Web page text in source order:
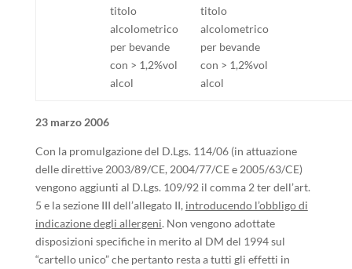
titolo
alcolometrico
per bevande
con > 1,2%vol
alcol
titolo
alcolometrico
per bevande
con > 1,2%vol
alcol
23 marzo 2006
Con la promulgazione del D.Lgs. 114/06 (in attuazione
delle direttive 2003/89/CE, 2004/77/CE e 2005/63/CE)
vengono aggiunti al D.Lgs. 109/92 il comma 2 ter dell’art.
5 e la sezione III dell’allegato II, introducendo l’obbligo di
indicazione degli allergeni. Non vengono adottate
disposizioni specifiche in merito al DM del 1994 sul
“cartello unico” che pertanto resta a tutti gli effetti in